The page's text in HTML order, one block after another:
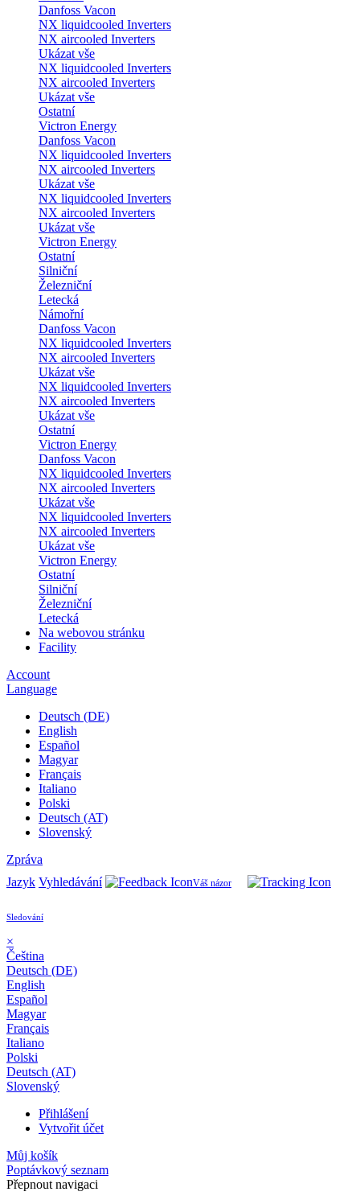
Danfoss Vacon
NX liquidcooled Inverters
NX aircooled Inverters
Ukázat vše
NX liquidcooled Inverters
NX aircooled Inverters
Ukázat vše
Ostatní
Victron Energy
Danfoss Vacon
NX liquidcooled Inverters
NX aircooled Inverters
Ukázat vše
NX liquidcooled Inverters
NX aircooled Inverters
Ukázat vše
Victron Energy
Ostatní
Silniční
Železniční
Letecká
Námořní
Danfoss Vacon
NX liquidcooled Inverters
NX aircooled Inverters
Ukázat vše
NX liquidcooled Inverters
NX aircooled Inverters
Ukázat vše
Ostatní
Victron Energy
Danfoss Vacon
NX liquidcooled Inverters
NX aircooled Inverters
Ukázat vše
NX liquidcooled Inverters
NX aircooled Inverters
Ukázat vše
Victron Energy
Ostatní
Silniční
Železniční
Letecká
Na webovou stránku
Facility
Account
Language
Deutsch (DE)
English
Español
Magyar
Français
Italiano
Polski
Deutsch (AT)
Slovenský
Zpráva
Jazyk Vyhledávání Váš názor
Sledování
×
Čeština
Deutsch (DE)
English
Español
Magyar
Français
Italiano
Polski
Deutsch (AT)
Slovenský
Přihlášení
Vytvořit účet
Můj košík
Poptávkový seznam
Přepnout navigaci